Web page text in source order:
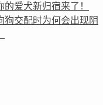
爱犬新归宿来了！
狗交配时为何会出现阴